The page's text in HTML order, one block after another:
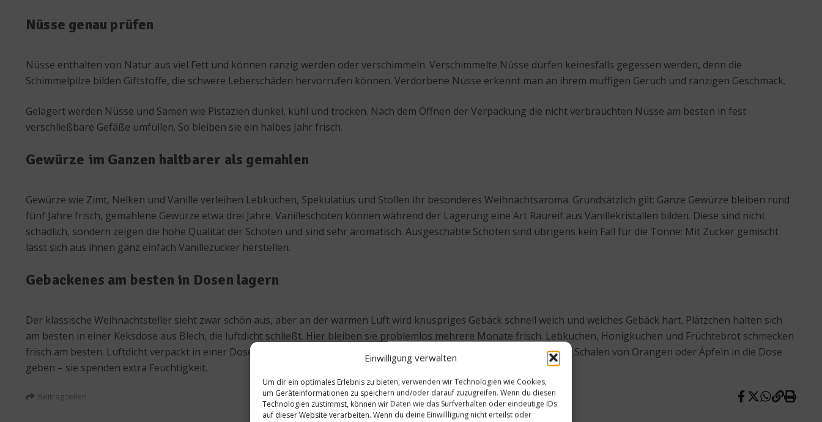
Einwilligung verwalten
Um dir ein optimales Erlebnis zu bieten, verwenden wir Technologien wie Cookies,
um Geräteinformationen zu speichern und/oder darauf zuzugreifen. Wenn du diesen
Technologien zustimmst, können wir Daten wie das Surfverhalten oder eindeutige IDs
auf dieser Website verarbeiten. Wenn du deine Einwillligung nicht erteilst oder
Nüsse genau prüfen
Nüsse enthalten von Natur aus viel Fett und können ranzig werden oder verschimmeln. Verschimmelte Nüsse dürfen keinesfalls gegessen werden, denn die
Schimmelpilze bilden Giftstoffe, die schwere Leberschäden hervorrufen können. Verdorbene Nüsse erkennt man an ihrem muffigen Geruch und ranzigen Geschmack.
Gelagert werden Nüsse und Samen wie Pistazien dunkel, kühl und trocken. Nach dem Öffnen der Verpackung die nicht verbrauchten Nüsse am besten in fest
verschließbare Gefäße umfüllen. So bleiben sie ein halbes Jahr frisch.
Gewürze im Ganzen haltbarer als gemahlen
Gewürze wie Zimt, Nelken und Vanille verleihen Lebkuchen, Spekulatius und Stollen ihr besonderes Weihnachtsaroma. Grundsätzlich gilt: Ganze Gewürze bleiben rund
fünf Jahre frisch, gemahlene Gewürze etwa drei Jahre. Vanilleschoten können während der Lagerung eine Art Raureif aus Vanillekristallen bilden. Diese sind nicht
schädlich, sondern zeigen die hohe Qualität der Schoten und sind sehr aromatisch. Ausgeschabte Schoten sind übrigens kein Fall für die Tonne: Mit Zucker gemischt
lässt sich aus ihnen ganz einfach Vanillezucker herstellen.
Gebackenes am besten in Dosen lagern
Der klassische Weihnachtsteller sieht zwar schön aus, aber an der warmen Luft wird knuspriges Gebäck schnell weich und weiches Gebäck hart. Plätzchen halten sich
am besten in einer Keksdose aus Blech, die luftdicht schließt. Hier bleiben sie problemlos mehrere Monate frisch. Lebkuchen, Honigkuchen und Früchtebrot schmecken
frisch am besten. Luftdicht verpackt in einer Dose bleiben aber auch sie bis zu acht Wochen weich. Zusätzlich kann man Schalen von Orangen oder Äpfeln in die Dose
geben – sie spenden extra Feuchtigkeit.
Beitrag teilen